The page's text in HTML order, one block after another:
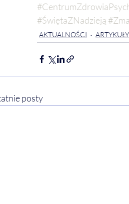
#ŚwiętaZNadzieją
AKTUALNOŚCI
posty